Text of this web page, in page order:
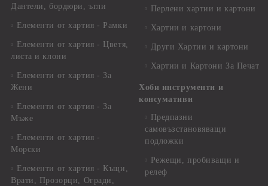
Дантели, бордюри, ъгли
Елементи от хартия - Рамки
Елементи от хартия - Цветя,
листа и клони
Елементи от хартия - За
Жени
Елементи от хартия - За
Мъже
Елементи от хартия -
Морски
Елементи от хартия - Къщи,
Врати, Прозорци, Огради,
Перлени хартии и картони
Хартии и картони
Други Хартии и картони
Хартии и Картони За Печат
Хоби инструменти и
консумативи
Предпазни
самовъзстановяващи
подложки
Режещи, пробиващи и
релеф